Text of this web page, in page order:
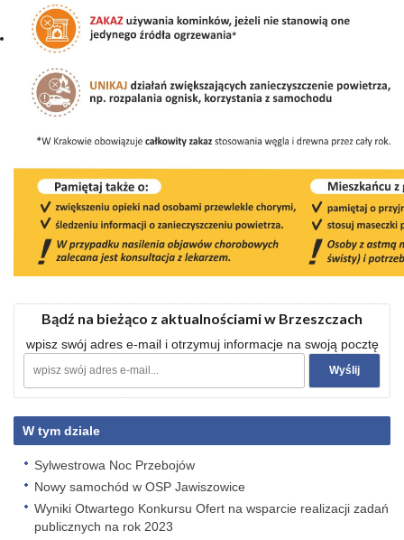
Bądź na bieżąco z aktualnościami w Brzeszczach
wpisz swój adres e-mail i otrzymuj informacje na swoją pocztę
W tym dziale
Sylwestrowa Noc Przebojów
Nowy samochód w OSP Jawiszowice
Wyniki Otwartego Konkursu Ofert na wsparcie realizacji zadań
publicznych na rok 2023